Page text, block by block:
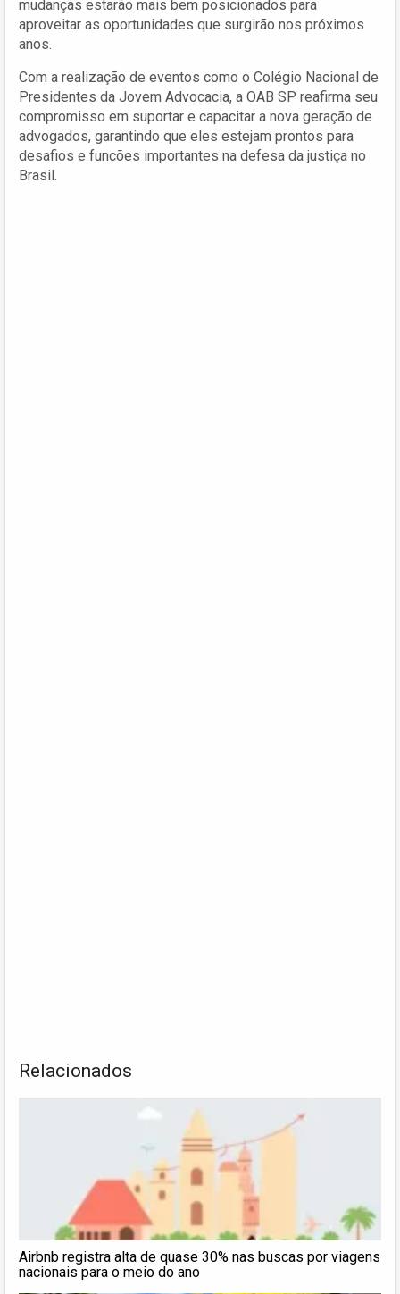
mudanças estarão mais bem posicionados para
aproveitar as oportunidades que surgirão nos próximos
anos.
Com a realização de eventos como o Colégio Nacional de
Presidentes da Jovem Advocacia, a OAB SP reafirma seu
compromisso em suportar e capacitar a nova geração de
advogados, garantindo que eles estejam prontos para
desafios e funcões importantes na defesa da justiça no
Brasil.
Relacionados
Airbnb registra alta de quase 30% nas buscas por viagens
nacionais para o meio do ano